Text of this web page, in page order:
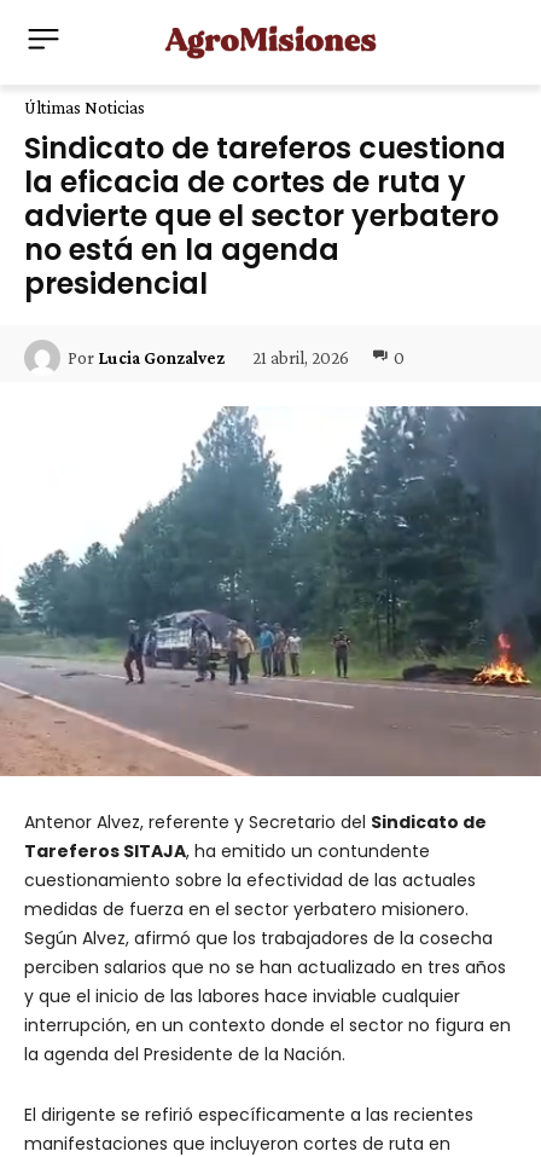
Últimas Noticias
Sindicato de tareferos cuestiona
la eficacia de cortes de ruta y
advierte que el sector yerbatero
no está en la agenda
presidencial
Por Lucia Gonzalvez 21 abril, 2026 0
Antenor Alvez, referente y Secretario del Sindicato de
Tareferos SITAJA, ha emitido un contundente
cuestionamiento sobre la efectividad de las actuales
medidas de fuerza en el sector yerbatero misionero.
Según Alvez, afirmó que los trabajadores de la cosecha
perciben salarios que no se han actualizado en tres años
y que el inicio de las labores hace inviable cualquier
interrupción, en un contexto donde el sector no figura en
la agenda del Presidente de la Nación.
El dirigente se refirió específicamente a las recientes
manifestaciones que incluyeron cortes de ruta en